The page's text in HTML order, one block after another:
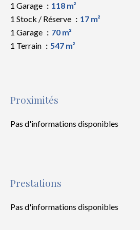
1 Garage
118 m²
1 Stock / Réserve
17 m²
1 Garage
70 m²
1 Terrain
547 m²
Proximités
Pas d'informations disponibles
Prestations
Pas d'informations disponibles